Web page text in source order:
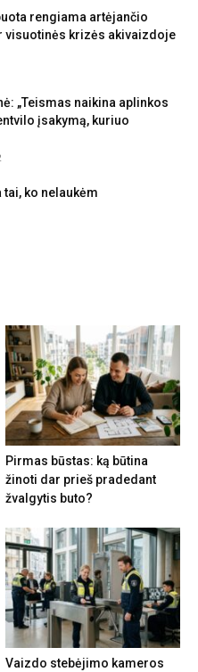
rengiama artėjančio
visuotinės krizės akivaizdoje
„Teismas naikina aplinkos
įsakymą, kuriuo
tai, ko nelaukėm
Pirmas būstas: ką būtina
žinoti dar prieš pradedant
žvalgytis buto?
Vaizdo stebėjimo kameros